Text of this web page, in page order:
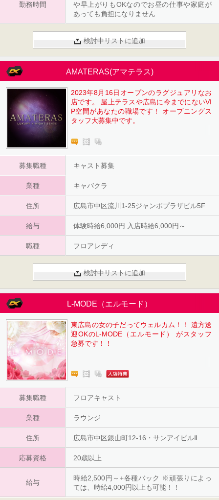
勤務時間
や早上がりもOKなのでお昼の仕事や家庭が
あっても負担になりません
検討中リストに追加
AMATERAS(アマテラス)
2023年8月16日オープンのラグジュアリなお
店です。 屋上テラスや広島に今までにないVI
P空間があなたの職場です！ オープニングス
タッフ大募集中です。
募集職種 キャスト募集
業種 キャバクラ
住所 広島市中区流川1-25ジャンボプラザビル5F
給与 体験時給6,000円 入店時給6,000円～
職種 フロアレディ
検討中リストに追加
L-MODE（エルモード）
東広島の女の子だってウェルカム！！ 遠方送
迎OKのL-MODE（エルモード） がスタッフ
急募です！！
募集職種 フロアキャスト
業種 ラウンジ
住所 広島市中区銀山町12-16・サンアイビルⅡ
応募資格 20歳以上
給与
時給2,500円～+各種バック ※頑張りによっ
ては、時給4,000円以上も可能！！